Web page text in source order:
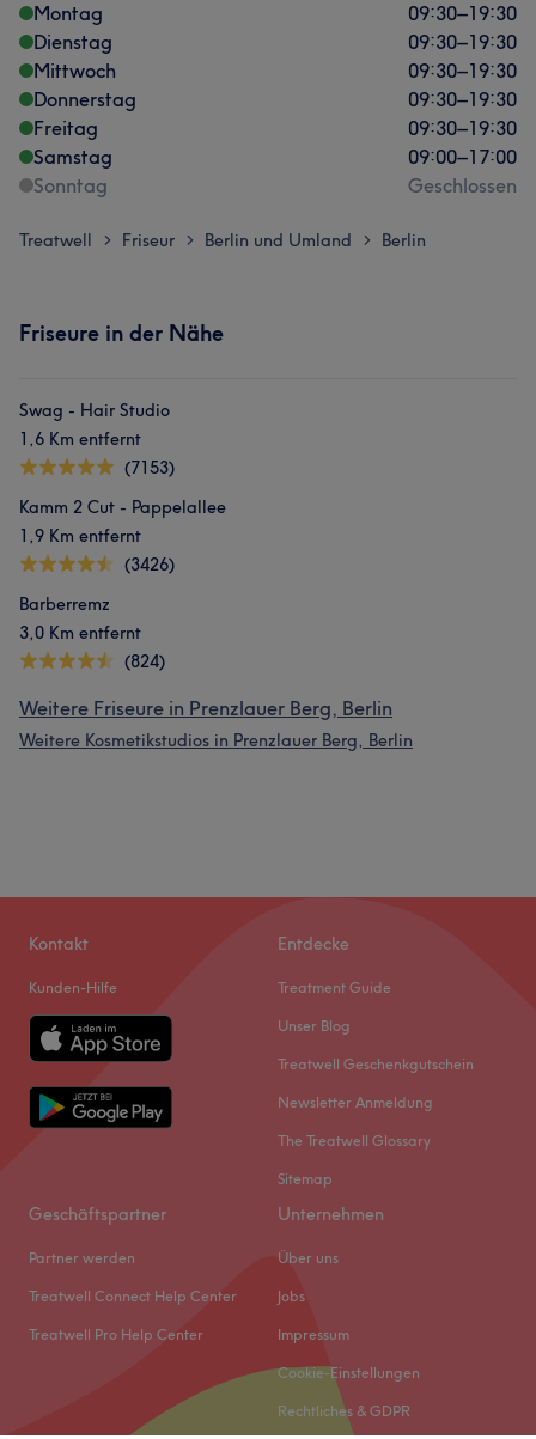
Montag
09:30–19:30
Dienstag
09:30–19:30
Mittwoch
09:30–19:30
Donnerstag
09:30–19:30
Freitag
09:30–19:30
Samstag
09:00–17:00
Sonntag
Geschlossen
Treatwell > Friseur > Berlin und Umland > Berlin
Friseure in der Nähe
Swag - Hair Studio
1,6 Km entfernt
(7153)
Kamm 2 Cut - Pappelallee
1,9 Km entfernt
(3426)
Barberremz
3,0 Km entfernt
(824)
Weitere Friseure in Prenzlauer Berg, Berlin
Weitere Kosmetikstudios in Prenzlauer Berg, Berlin
Kontakt
Kunden-Hilfe
Entdecke
Treatment Guide
Unser Blog
Treatwell Geschenkgutschein
Newsletter Anmeldung
The Treatwell Glossary
Sitemap
Geschäftspartner
Partner werden
Treatwell Connect Help Center
Treatwell Pro Help Center
Unternehmen
Über uns
Jobs
Impressum
Cookie-Einstellungen
Rechtliches & GDPR